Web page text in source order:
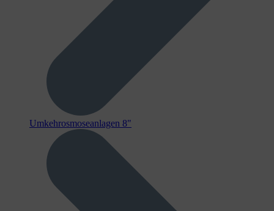
Umkehrosmoseanlagen 8"